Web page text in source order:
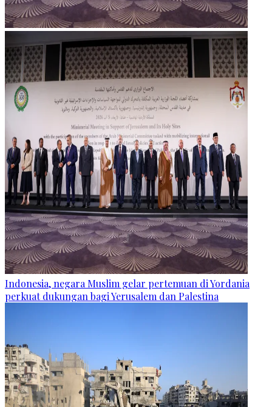
Indonesia, negara Muslim gelar pertemuan di Yordania
perkuat dukungan bagi Yerusalem dan Palestina